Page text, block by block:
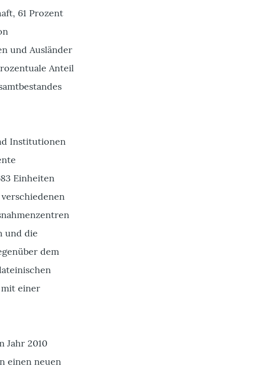
61 Prozent
und Ausländer
Anteil
Institutionen
Einheiten
und die
dem
mit einer
Jahr 2010
einen neuen